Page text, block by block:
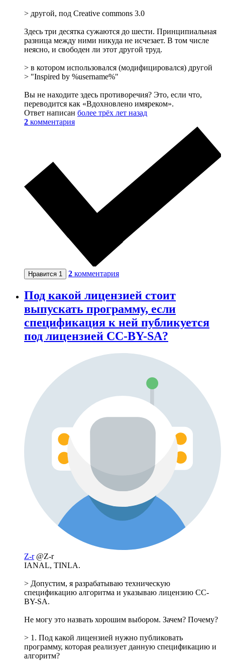
> другой, под Creative commons 3.0
Здесь три десятка сужаются до шести. Принципиальная
разница между ними никуда не исчезает. В том числе
неясно, и свободен ли этот другой труд.
> в котором использовался (модифицировался) другой
> "Inspired by %username%"
Вы не находите здесь противоречия? Это, если что,
переводится как «Вдохновлено имяреком».
Ответ написан более трёх лет назад
2 комментария
Нравится 1 2 комментария
Под какой лицензией стоит
выпускать программу, если
спецификация к ней публикуется
под лицензией CC-BY-SA?
Z-r @Z-r
IANAL, TINLA.
> Допустим, я разрабатываю техническую
спецификацию алгоритма и указываю лицензию CC-
BY-SA.
Не могу это назвать хорошим выбором. Зачем? Почему?
> 1. Под какой лицензией нужно публиковать
программу, которая реализует данную спецификацию и
алгоритм?